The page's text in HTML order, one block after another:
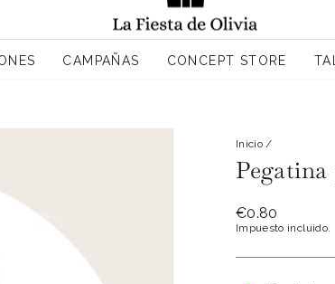
CAMPAÑAS CONCEPT STORE
Inicio /
Precio
habitual
€0.80
Impuesto incluido.